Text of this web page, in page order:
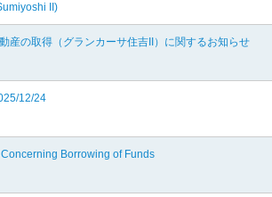
II)
産の取得（グランカーサ住吉II）に関するお知らせ
12/24
Concerning Borrowing of Funds